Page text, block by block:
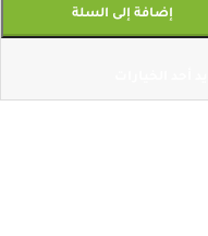
إضافة إلى السلة